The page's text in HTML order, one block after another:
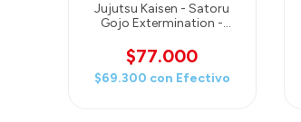
Jujutsu Kaisen - Satoru
Gojo Extermination -
$77.000
$69.300 con Efectivo